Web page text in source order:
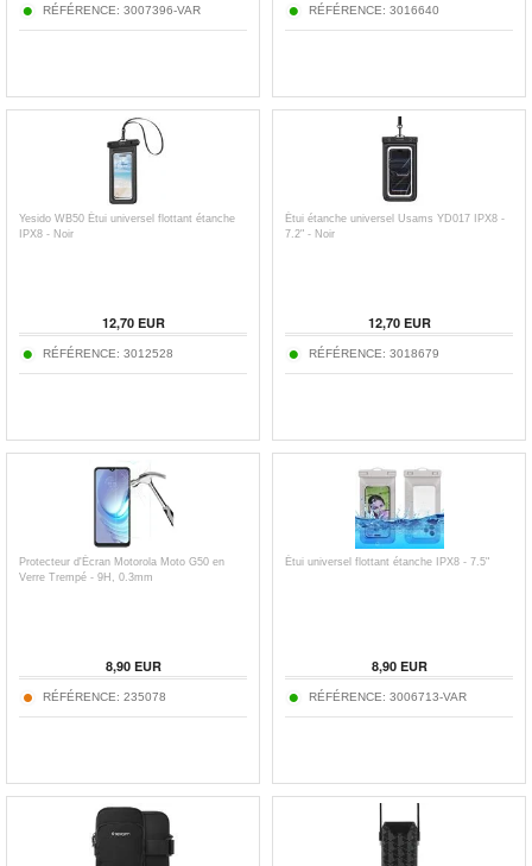
RÉFÉRENCE: 3007396-VAR RÉFÉRENCE: 3016640
Yesido WB50 Étui universel flottant étanche
IPX8 - Noir
12,70EUR
RÉFÉRENCE: 3012528
Étui étanche universel Usams YD017 IPX8 -
7.2" - Noir
12,70EUR
RÉFÉRENCE: 3018679
Protecteur d'Écran Motorola Moto G50 en
Verre Trempé - 9H, 0.3mm
8,90EUR
RÉFÉRENCE: 235078
Étui universel flottant étanche IPX8 - 7.5"
8,90EUR
RÉFÉRENCE: 3006713-VAR